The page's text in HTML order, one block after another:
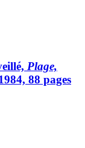
Plage,
88 pages